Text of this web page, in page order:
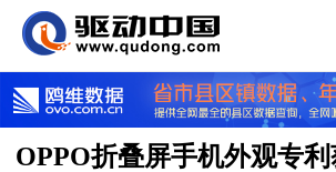
OPPO折叠屏手机外观专